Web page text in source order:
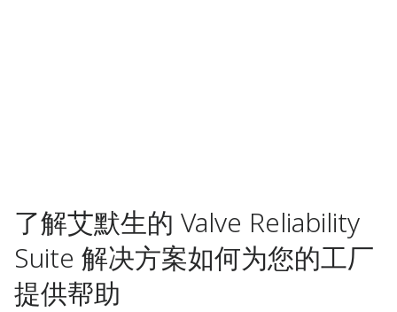
了解艾默生的 Valve Reliability
Suite 解决方案如何为您的工厂
提供帮助